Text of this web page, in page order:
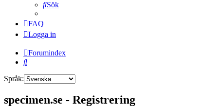
Sök
FAQ
Logga in
Forumindex
Sök
Språk:
specimen.se - Registrering